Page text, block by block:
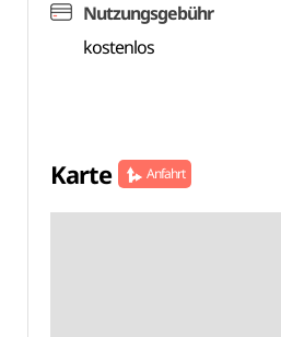
Nutzungsgebühr
kostenlos
Karte Anfahrt